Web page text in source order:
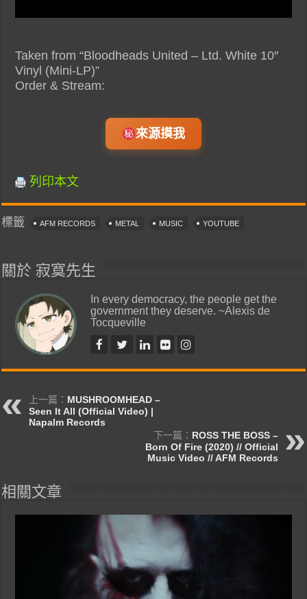
Taken from “Bloodheads United – Ltd. White 10″
Vinyl (Mini-LP)”
Order & Stream:
來源摸我
列印本文
標籤 AFM RECORDS METAL MUSIC YOUTUBE
關於 寂寞先生
In every democracy, the people get the
government they deserve. ~Alexis de
Tocqueville
上一篇： MUSHROOMHEAD –
Seen It All (Official Video) |
Napalm Records
下一篇： ROSS THE BOSS –
Born Of Fire (2020) // Official
Music Video // AFM Records
相關文章